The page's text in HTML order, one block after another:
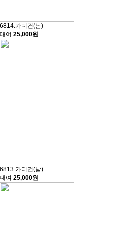
6814.가디건(남)
대여 25,000원
6813.가디건(남)
대여 25,000원